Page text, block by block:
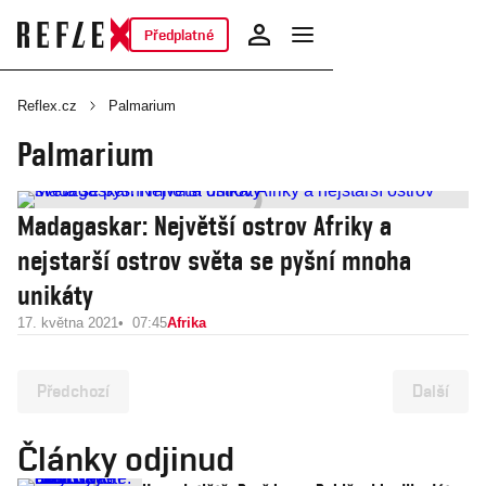
Předplatné
Reflex.cz Palmarium
Palmarium
Madagaskar: Největší ostrov Afriky a
nejstarší ostrov světa se pyšní mnoha
unikáty
17. května 2021 07:45Afrika
Předchozí Další
Články odjinud